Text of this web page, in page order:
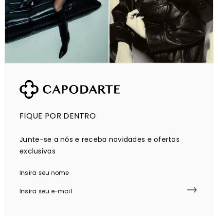
FIQUE POR DENTRO
Junte-se a nós e receba novidades e ofertas
exclusivas